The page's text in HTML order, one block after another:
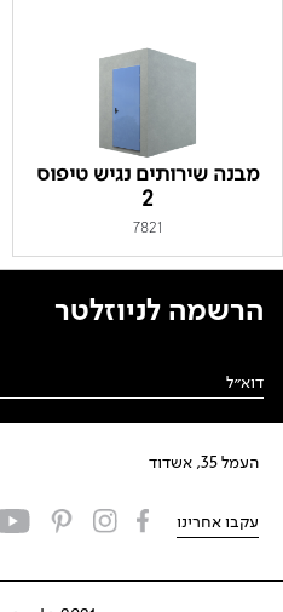
מבנה שירותים נגיש טיפוס
2
7821
העמל 35, אשדוד
הרשמה לניוזלטר
עקבו אחרינו